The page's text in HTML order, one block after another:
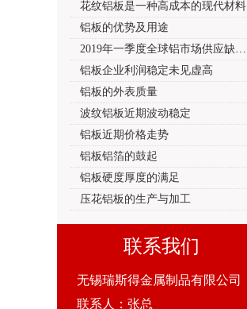
花纹铝板是一种高成本的现代材料
铝板的优势及用途
2019年一季度全球铝市场供应缺口2.0
铝板企业利润稳定未见虚高
铝板的外表质量
波纹铝板近期波动稳定
铝板近期价格走势
铝板铝箔的鼓起
铝板硬度厚度的满足
压花铝板的生产与加工
联系我们
无锡瑞斯得金属制品有限公司
联系人：张总